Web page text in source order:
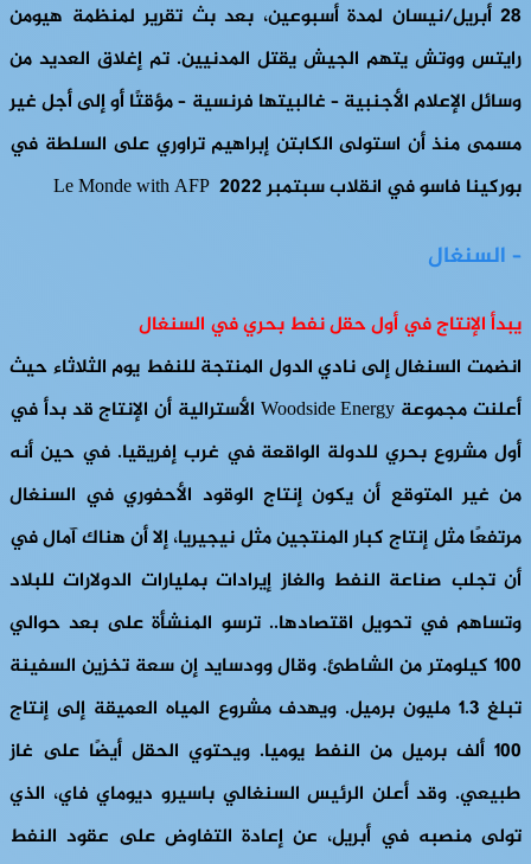
28 أبريل/نيسان لمدة أسبوعين، بعد بث تقرير لمنظمة هيومن
رايتس ووتش يتهم الجيش يقتل المدنيين. تم إغلاق العديد من
وسائل الإعلام الأجنبية – غالبيتها فرنسية – مؤقتًا أو إلى أجل غير
مسمى منذ أن استولى الكابتن إبراهيم تراوري على السلطة في
بوركينا فاسو في انقلاب سبتمبر 2022 Le Monde with AFP
– السنغال
يبدأ الإنتاج في أول حقل نفط بحري في السنغال
انضمت السنغال إلى نادي الدول المنتجة للنفط يوم الثلاثاء حيث
أعلنت مجموعة Woodside Energy الأسترالية أن الإنتاج قد بدأ في
أول مشروع بحري للدولة الواقعة في غرب إفريقيا. في حين أنه
من غير المتوقع أن يكون إنتاج الوقود الأحفوري في السنغال
مرتفعًا مثل إنتاج كبار المنتجين مثل نيجيريا، إلا أن هناك آمال في
أن تجلب صناعة النفط والغاز إيرادات بمليارات الدولارات للبلاد
وتساهم في تحويل اقتصادها.. ترسو المنشأة على بعد حوالي
100 كيلومتر من الشاطئ. وقال وودسايد إن سعة تخزين السفينة
تبلغ 1.3 مليون برميل. ويهدف مشروع المياه العميقة إلى إنتاج
100 ألف برميل من النفط يوميا. ويحتوي الحقل أيضًا على غاز
طبيعي. وقد أعلن الرئيس السنغالي باسيرو ديوماي فاي، الذي
تولى منصبه في أبريل، عن إعادة التفاوض على عقود النفط